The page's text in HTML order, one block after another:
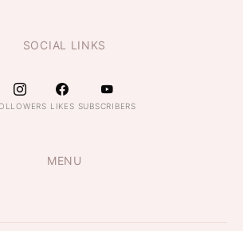
SOCIAL LINKS
LIKES SUBSCRIBERS
MENU